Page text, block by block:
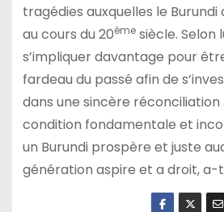
tragédies auxquelles le
au cours du 20èmesiècle. Selon
s’impliquer davantage pour
fardeau du passé afin de
dans une sincère réconciliation
condition fondamentale et
un Burundi prospère et juste
génération aspire et a droit, a-